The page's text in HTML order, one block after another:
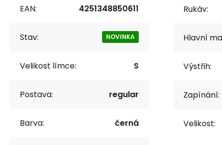
EAN: 4251348850611
Stav: NOVINKA
Velikost límce: S
Postava: regular
Barva: černá
Rukáv:
Hlavní
Výstřih:
Zapínání:
Velikost: